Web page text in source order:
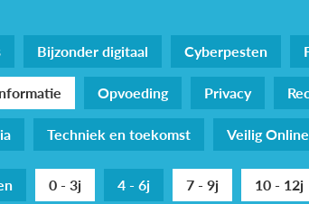
Bijzonder digitaal Cyberpesten
Opvoeding Privacy
Techniek en toekomst Veilig Online
0 - 3j 4 - 6j 7 - 9j 10 - 12j